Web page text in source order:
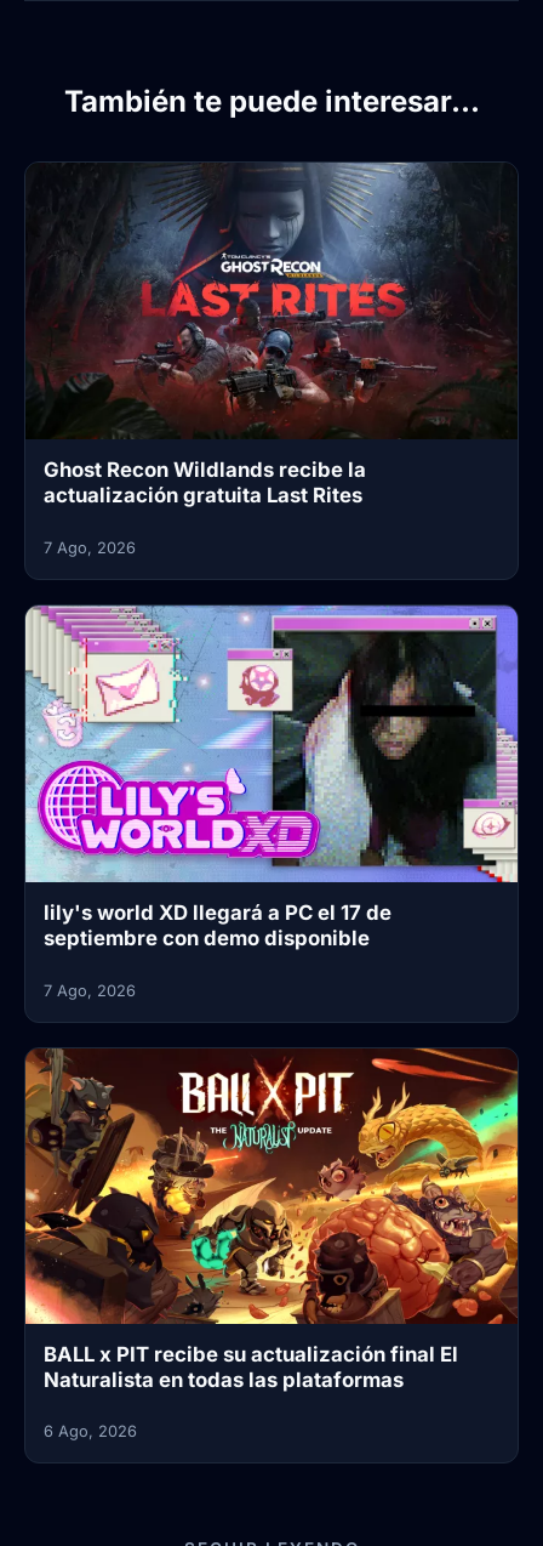
También te puede interesar...
Ghost Recon Wildlands recibe la
actualización gratuita Last Rites
7 Ago, 2026
lily's world XD llegará a PC el 17 de
septiembre con demo disponible
7 Ago, 2026
BALL x PIT recibe su actualización final El
Naturalista en todas las plataformas
6 Ago, 2026